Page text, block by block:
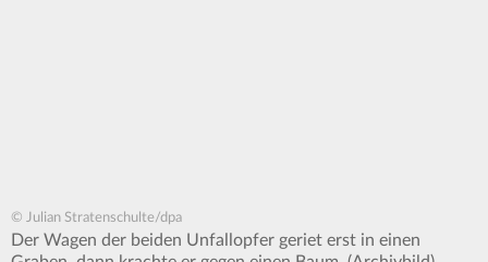
© Julian Stratenschulte/dpa
Der Wagen der beiden Unfallopfer geriet erst in einen